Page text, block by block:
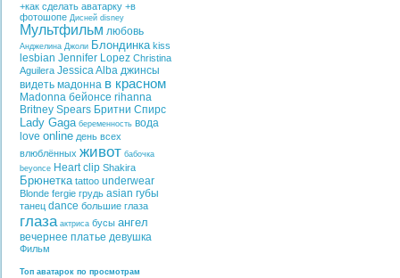
+как сделать аватарку +в
фотошопе Дисней disney
Мультфильм любовь
Анджелина Джоли Блондинка kiss
lesbian Jennifer Lopez Christina
Aguilera Jessica Alba джинсы
видеть мадонна в красном
Madonna бейонсе rihanna
Britney Spears Бритни Спирс
Lady Gaga беременность вода
love online день всех
влюблённых живот бабочка
beyonce Heart clip Shakira
Брюнетка tattoo underwear
Blonde fergie грудь asian губы
танец dance большие глаза
глаза актриса бусы ангел
вечернее платье девушка
Фильм
Топ аватарок по просмотрам